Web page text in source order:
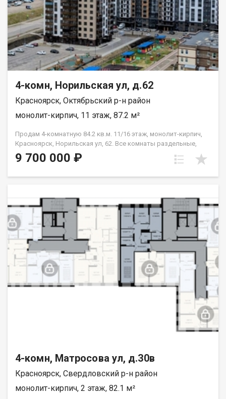
4-комн, Норильская ул, д.62
Красноярск, Октябрьский р-н район
монолит-кирпич, 11 этаж, 87.2 м²
Продам 4-комнатную 84.2 кв.м. 11/16 этаж, монолит-кирпич,
Красноярск, Норильская ул, 62. Все комнаты раздельные,
кухня 10,5м2. Балкон и лоджия с остеклением.
9 700 000 ₽
4-комн, Матросова ул, д.30в
Красноярск, Свердловский р-н район
монолит-кирпич, 2 этаж, 82.1 м²